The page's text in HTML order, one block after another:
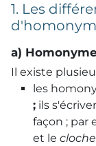
1. Les
a)
Il existe
les
; ils
façon ; par
et le